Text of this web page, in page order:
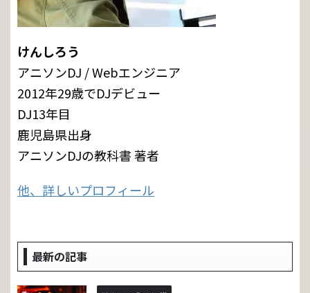
けんしろう
アニソンDJ / Webエンジニア
2012年29歳でDJデビュー
DJ13年目
鹿児島県出身
アニソンDJの教科書 著者
他、詳しいプロフィール
最新の記事